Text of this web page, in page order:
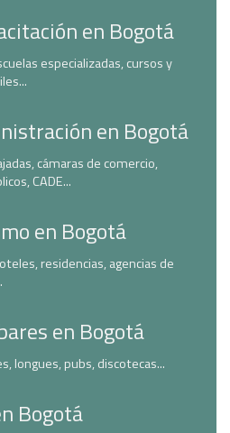
en Bogotá
especializadas, cursos y
en Bogotá
cámaras de comercio,
CADE...
en Bogotá
residencias, agencias de
en Bogotá
longues, pubs, discotecas...
Bogotá